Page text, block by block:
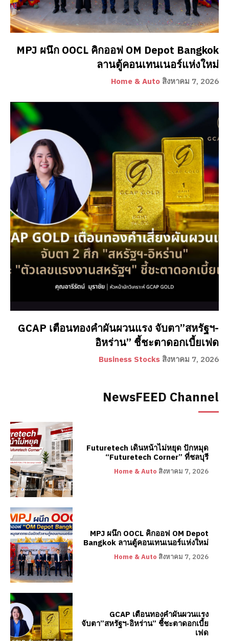
MPJ ผนึก OOCL คิกออฟ OM Depot Bangkok
ลานตู้คอนเทนเนอร์แห่งใหม่
Home & Auto สิงหาคม 7, 2026
GCAP เตือนทองคำผันผวนแรง จับตา”สหรัฐฯ-
อิหร่าน” ชี้ชะตาดอกเบี้ยเฟด
Business Stocks สิงหาคม 7, 2026
NewsFEED Channel
Futuretech เดินหน้าไม่หยุด ปักหมุด
“Futuretech Corner” ที่ชลบุรี
Home & Auto สิงหาคม 7, 2026
MPJ ผนึก OOCL คิกออฟ OM Depot
Bangkok ลานตู้คอนเทนเนอร์แห่งใหม่
Home & Auto สิงหาคม 7, 2026
GCAP เตือนทองคำผันผวนแรง
จับตา”สหรัฐฯ-อิหร่าน” ชี้ชะตาดอกเบี้ย
เฟด